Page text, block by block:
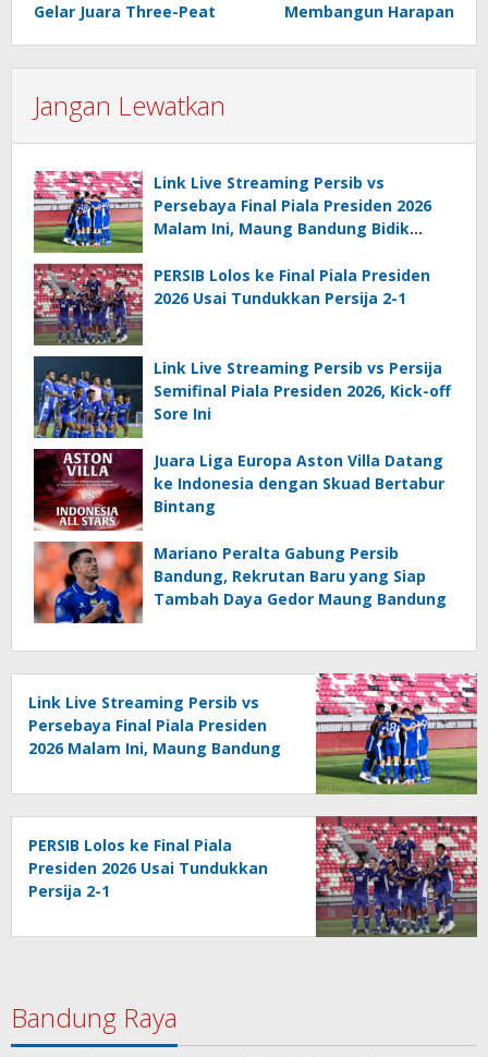
Gelar Juara Three-Peat Membangun Harapan
Jangan Lewatkan
Link Live Streaming Persib vs
Persebaya Final Piala Presiden 2026
Malam Ini, Maung Bandung Bidik
PERSIB Lolos ke Final Piala Presiden
2026 Usai Tundukkan Persija 2-1
Link Live Streaming Persib vs Persija
Semifinal Piala Presiden 2026, Kick-off
Sore Ini
Juara Liga Europa Aston Villa Datang
ke Indonesia dengan Skuad Bertabur
Bintang
Mariano Peralta Gabung Persib
Bandung, Rekrutan Baru yang Siap
Tambah Daya Gedor Maung Bandung
Link Live Streaming Persib vs
Persebaya Final Piala Presiden
2026 Malam Ini, Maung Bandung
PERSIB Lolos ke Final Piala
Presiden 2026 Usai Tundukkan
Persija 2-1
Bandung Raya